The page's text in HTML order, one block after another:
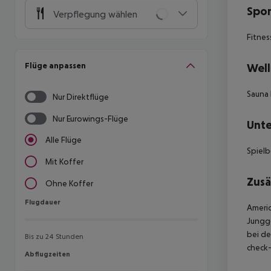
Verpflegung wählen
Flüge anpassen
Nur Direktflüge
Nur Eurowings-Flüge
Alle Flüge
Mit Koffer
Ohne Koffer
Flugdauer
Flugdauer
Bis zu 24 Stunden
Abflugzeiten
Abflugzeiten
bei